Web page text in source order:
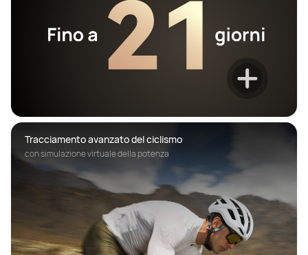
Tracciamento avanzato del ciclismo
con simulazione virtuale della potenza